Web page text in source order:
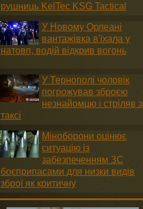
рушниць KelTec KSG Tactical
У Новому Орлеані
вантажівка в'їхала у
натовп, водій відкрив вогонь
У Тернополі чоловік
погрожував зброєю
незнайомцю і стріляв з
таксі
Міноборони оцінює
ситуацію із
забезпеченням ЗС
боєприпасами для низки видів
зброї як критичну